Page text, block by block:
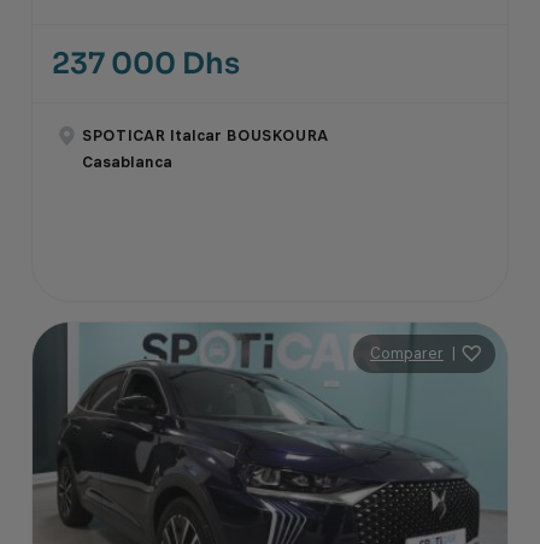
237 000 Dhs
SPOTICAR Italcar BOUSKOURA
Casablanca
Comparer |